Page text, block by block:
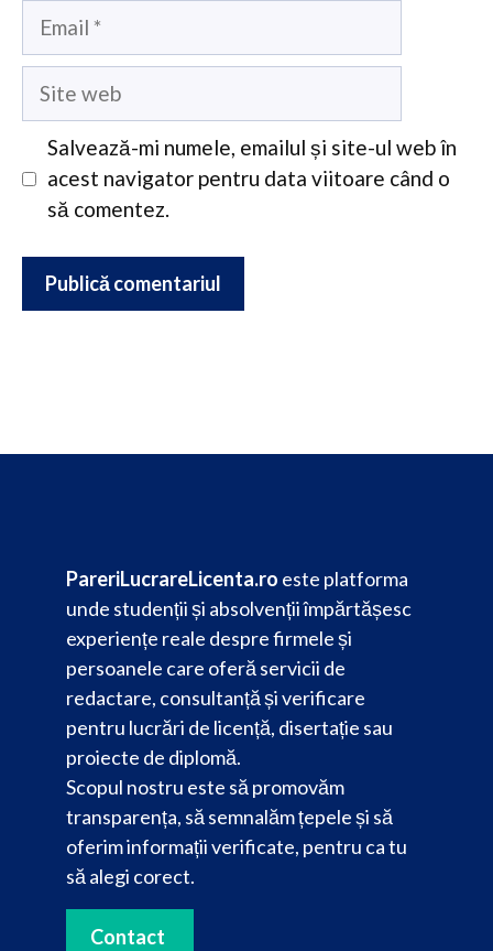
Email
Site
Salvează-mi numele, emailul și site-ul web în
acest navigator pentru data viitoare când o
să comentez.
PareriLucrareLicenta.ro este platforma
unde studenții și absolvenții împărtășesc
experiențe reale despre firmele și
persoanele care oferă servicii de
redactare, consultanță și verificare
pentru lucrări de licență, disertație sau
proiecte de diplomă.
Scopul nostru este să promovăm
transparența, să semnalăm țepele și să
oferim informații verificate, pentru ca tu
să alegi corect.
Contact